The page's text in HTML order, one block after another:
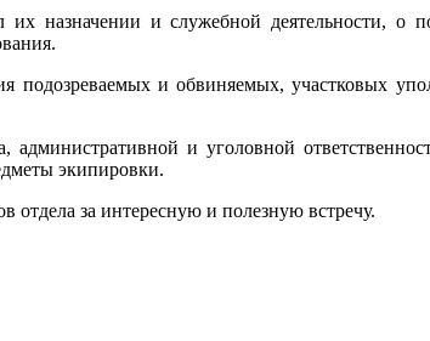
их назначении и служебной деятельности,
подозреваемых и обвиняемых, участковых
административной и уголовной
экипировки.
отдела за интересную и полезную встречу.